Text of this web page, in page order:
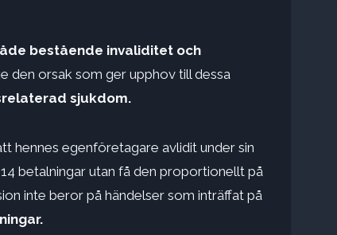
bestående invaliditet och
den orsak som ger upphov till dessa
sjukdom.
hennes egenföretagare avlidit under sin
betalningar utan få den proportionellt på
inte beror på händelser som inträffat på